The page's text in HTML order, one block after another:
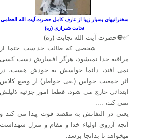
سخنرانیهای بسیار زیبا از عارف کامل حضرت آیت الله العظمی
نجابت شیرازی (ره)
✅🔘حضرت آیت الله نجابت (ره)
شخصی که طالب خداست حتما از
مراقبه جدا نمیشود، هرگز افسارش دست کسی
نمی افتد، دائما حواسش به خودش هست، در
اثر جمعیت حواس (نفی خواطر) از وضع کلاس
ابتدائی خارج می شود، قطعا امور جزئیه ذلیلش
نمی کند، ....
یعنی در التفاتش به مقصد قوت پیدا می کند و
آنچه آرزوی اولیاء خدا و مقام و منزل شهداست
میخواهد تا بدانجا برسد.